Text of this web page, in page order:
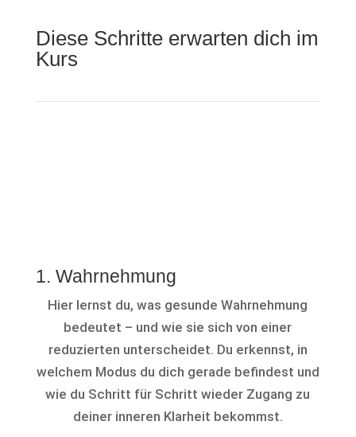
Diese Schritte erwarten dich im
Kurs
1. Wahrnehmung
Hier lernst du, was gesunde Wahrnehmung
bedeutet – und wie sie sich von einer
reduzierten unterscheidet. Du erkennst, in
welchem Modus du dich gerade befindest und
wie du Schritt für Schritt wieder Zugang zu
deiner inneren Klarheit bekommst.